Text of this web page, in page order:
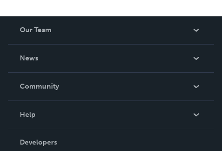
Our Team
News
In The News
Community
Podcast
Help
Order Lookup
Developers